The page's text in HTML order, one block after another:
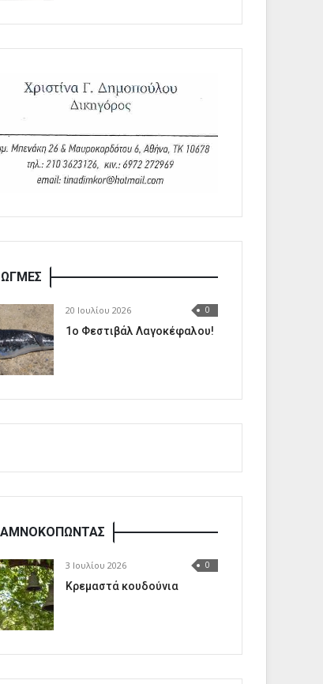
20 Ιουλίου 2026 0
1o Φεστιβάλ Λαγοκέφαλου!
3 Ιουλίου 2026 0
Κρεμαστά κουδούνια